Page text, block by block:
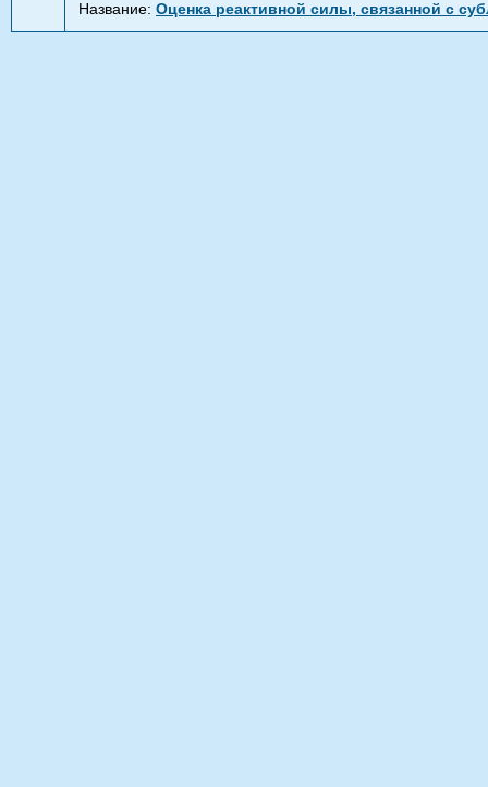
Название: Оценка реактивной силы, связанной с